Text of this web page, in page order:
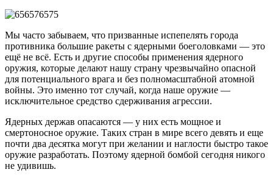
Мы часто забываем, что призванные испепелять города
противника большие ракеты с ядерными боеголовками — это
ещё не всё. Есть и другие способы применения ядерного
оружия, которые делают нашу страну чрезвычайно опасной
для потенциального врага и без полномасштабной атомной
войны. Это именно тот случай, когда наше оружие —
исключительное средство сдерживания агрессии.
Ядерных держав опасаются — у них есть мощное и
смертоносное оружие. Таких стран в мире всего девять и еще
почти два десятка могут при желании и наглости быстро такое
оружие разработать. Поэтому ядерной бомбой сегодня никого
не удивишь.